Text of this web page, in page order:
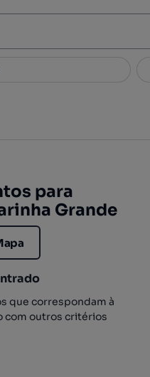
para
Grande
que correspondam à
com outros critérios